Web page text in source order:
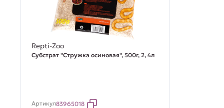
Repti-Zoo
Субстрат "Стружка осиновая", 500г, 2, 4л
Артикул83965018